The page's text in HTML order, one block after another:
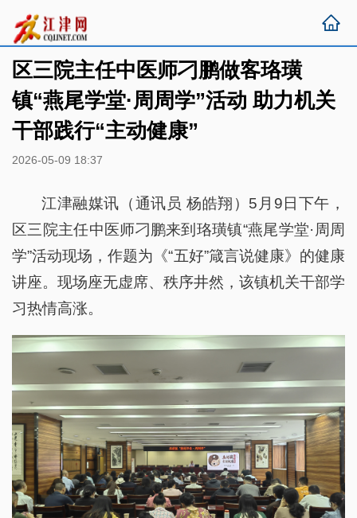
区三院主任中医师刁鹏做客珞璜
镇“燕尾学堂·周周学”活动 助力机关
干部践行“主动健康”
2026-05-09 18:37
江津融媒讯（通讯员 杨皓翔）5月9日下午，
区三院主任中医师刁鹏来到珞璜镇“燕尾学堂·周周
学”活动现场，作题为《“五好”箴言说健康》的健康
讲座。现场座无虚席、秩序井然，该镇机关干部学
习热情高涨。